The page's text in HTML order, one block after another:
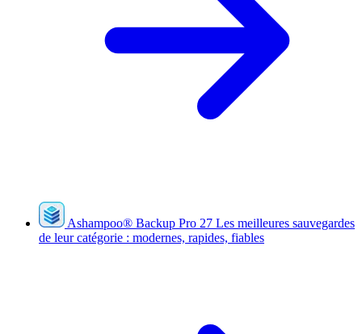
Ashampoo® Backup Pro 27 Les meilleures sauvegardes
de leur catégorie : modernes, rapides, fiables